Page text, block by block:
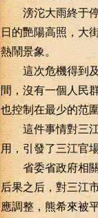
滂沱大雨終于停
日的艷陽高照，大
熱鬧景象。
這次危機得到及
間，沒有一個人民
也控制在最少的范圍
這件事情對三江
用，引發了三江官
省委省政府相關
后果之后，對三江
應調整，熊希來被